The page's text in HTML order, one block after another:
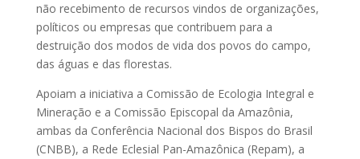
não recebimento de recursos vindos de organizações,
políticos ou empresas que contribuem para a
destruição dos modos de vida dos povos do campo,
das águas e das florestas.
Apoiam a iniciativa a Comissão de Ecologia Integral e
Mineração e a Comissão Episcopal da Amazônia,
ambas da Conferência Nacional dos Bispos do Brasil
(CNBB), a Rede Eclesial Pan-Amazônica (Repam), a